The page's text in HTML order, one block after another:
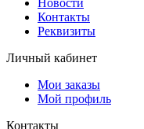
Новости
Контакты
Реквизиты
Личный кабинет
Мои заказы
Мой профиль
Контакты